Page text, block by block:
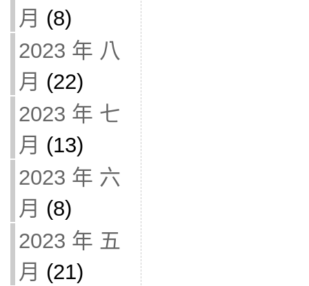
月 (8)
2023 年 八
月 (22)
2023 年 七
月 (13)
2023 年 六
月 (8)
2023 年 五
月 (21)